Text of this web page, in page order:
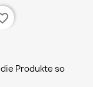
Produkte so